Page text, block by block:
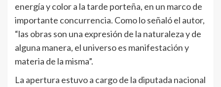
energía y color a la tarde porteña, en un marco de
importante concurrencia. Como lo señaló el autor,
“las obras son una expresión de la naturaleza y de
alguna manera, el universo es manifestación y
materia de la misma”.
La apertura estuvo a cargo de la diputada nacional